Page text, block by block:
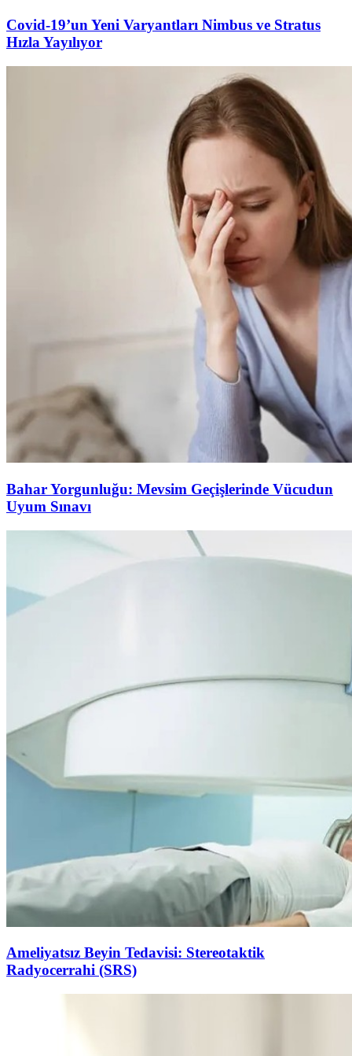
Covid-19’un Yeni Varyantları Nimbus ve Stratus
Hızla Yayılıyor
Bahar Yorgunluğu: Mevsim Geçişlerinde Vücudun
Uyum Sınavı
Ameliyatsız Beyin Tedavisi: Stereotaktik
Radyocerrahi (SRS)